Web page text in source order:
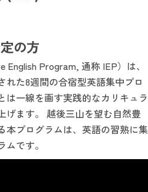
の方
Program, 通称 IEP）は、
れた8週間の合宿型英語集中プロ
は一線を画す実践的なカリキュラ
げます。 越後三山を望む自然豊
本プログラムは、英語の習熟に集
です。